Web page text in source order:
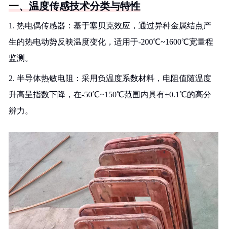
一、温度传感技术分类与特性
1. 热电偶传感器：基于塞贝克效应，通过异种金属结点产
生的热电动势反映温度变化，适用于-200℃~1600℃宽量程
监测。
2. 半导体热敏电阻：采用负温度系数材料，电阻值随温度
升高呈指数下降，在-50℃~150℃范围内具有±0.1℃的高分
辨力。